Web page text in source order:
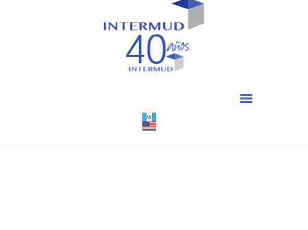
CERTIFICACIONES
PAGO EN LINEA